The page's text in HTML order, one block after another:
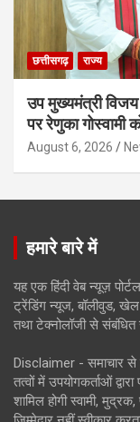
छत्तीसगढ़ राज्य
उप मुख्यमंत्री
पर रेणुका गोस्वामी
August 6, 2026
हमारे बारे में
यह एक हिंदी वेब न्यूज़
ट्रेंडिंग न्यूज, बॉलीवुड,
तथा टेक्नोलॉजी से संबंधित
Disclaimer - समाचार से
तत्वों में उपयोगकर्ताओं
शामिल होगी स्वामी,